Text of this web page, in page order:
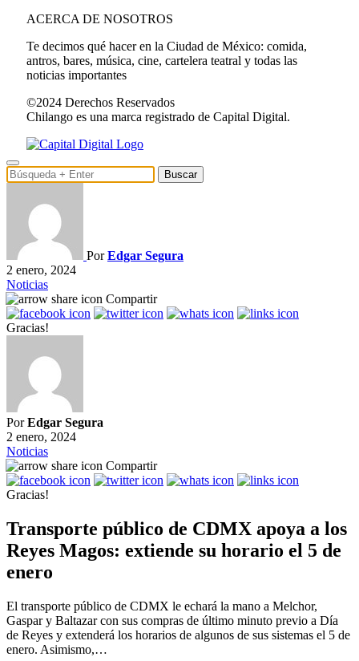
ACERCA DE NOSOTROS
Te decimos qué hacer en la Ciudad de México: comida,
antros, bares, música, cine, cartelera teatral y todas las
noticias importantes
©2024 Derechos Reservados
Chilango es una marca registrado de Capital Digital.
Buscar
PorEdgar Segura
2 enero, 2024
Noticias
Compartir
Gracias!
PorEdgar Segura
2 enero, 2024
Noticias
Compartir
Gracias!
Transporte público de CDMX apoya a los
Reyes Magos: extiende su horario el 5 de
enero
El transporte público de CDMX le echará la mano a Melchor,
Gaspar y Baltazar con sus compras de último minuto previo a Día
de Reyes y extenderá los horarios de algunos de sus sistemas el 5 de
enero. Asimismo,…